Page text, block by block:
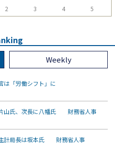
2 3 4 5
Weekly
は「労働シフト」に
山氏、次長に八幡氏 財務省人事
計局長は坂本氏 財務省人事